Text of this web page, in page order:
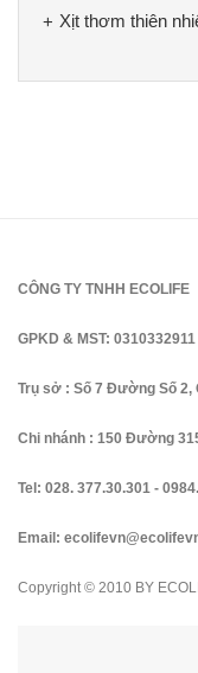
Xịt thơm thiên
CÔNG TY TNHH ECOLIFE
GPKD & MST:
Trụ sở : Số 7 Đường Số 2,
Chi nhánh : 150 Đường
Tel: 028. 377.30.301 -
Email:
Copyright © 2010 BY